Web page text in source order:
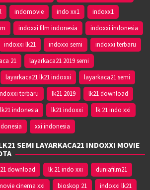
indomovie indo xx1
indoxx1
indoxxi film indonesia
indoxxi indonesia
indoxxi lk21 indoxxi semi
indoxxi terbaru
21
layarkaca21 2019 semi
layarkaca21 lk21 indoxxi
layarkaca21 semi
terbaru lk21 2019
lk21 download
lk21 indonesia lk21 indoxxi
lk 21 indo xxi
xxi indonesia
SEMI LAYARKACA21 INDOXXI MOVIE
download lk 21 indo xxi
duniafilm21
cinema xxi bioskop 21 indoxxi lk21